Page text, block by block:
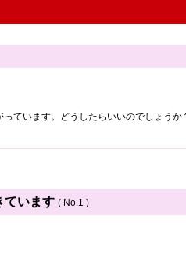
ています。どうしたらいいのでしょうか
ています ( No.1 )